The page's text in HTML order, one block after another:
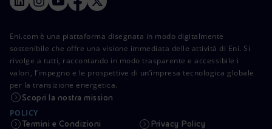
Eni.com è una piattaforma disegnata in modo digitalmente
sostenibile che offre una visione immediata delle attività di Eni. Si
rivolge a tutti, raccontando in modo trasparente e accessibile i
valori, l’impegno e le prospettive di un’impresa tecnologica globale
per la transizione energetica.
Scopri la nostra mission
POLICY
Termini e Condizioni Privacy Policy